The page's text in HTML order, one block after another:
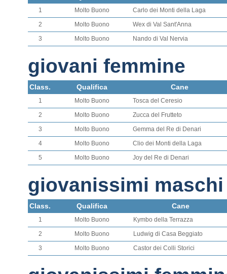
1 Molto Buono
Carlo dei Monti della Laga
2
Molto Buono
Wex di Val Sant'Anna
3
Molto Buono Nando di Val Nervia
giovani femmine
Class. Qualifica Cane
1 Molto Buono
Tosca del Ceresio
2
Molto Buono
Zucca del Frutteto
3
Molto Buono
Gemma del Re di Denari
4
Molto Buono
Clio dei Monti della Laga
5
Molto Buono Joy del Re di Denari
giovanissimi maschi
Class. Qualifica Cane
1 Molto Buono
Kymbo della Terrazza
2
Molto Buono
Ludwig di Casa Beggiato
3
Molto Buono Castor dei Colli Storici